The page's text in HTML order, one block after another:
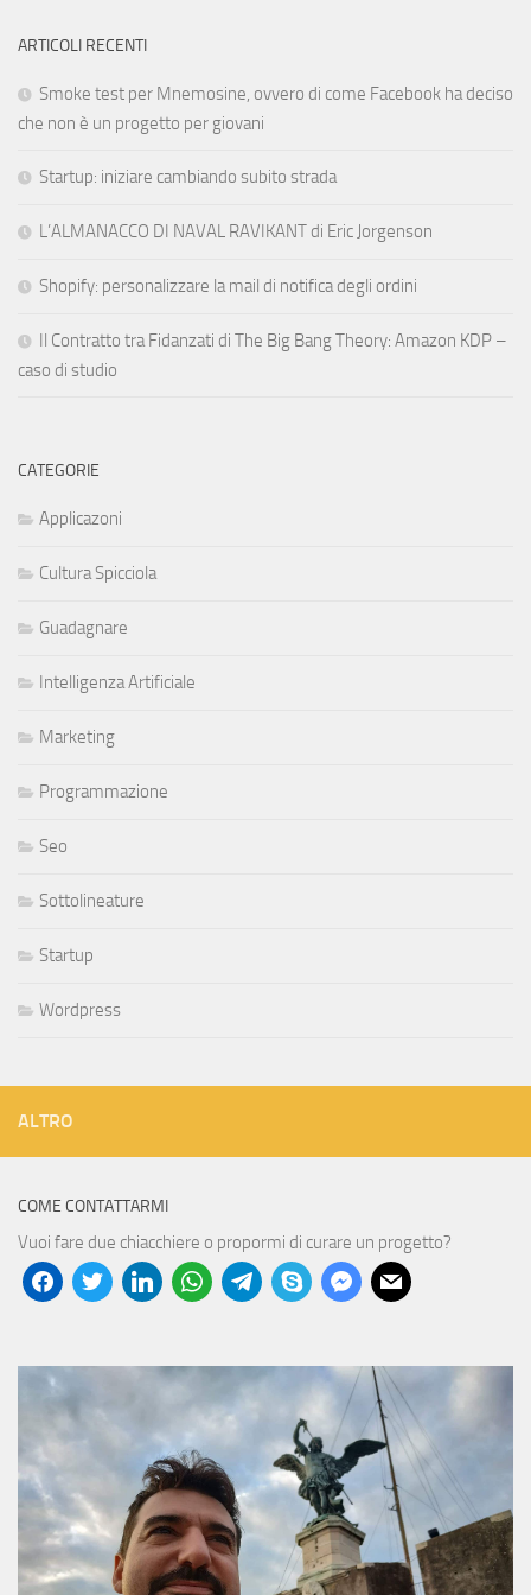
ARTICOLI RECENTI
Smoke test per Mnemosine, ovvero di come Facebook ha deciso
che non è un progetto per giovani
Startup: iniziare cambiando subito strada
L’ALMANACCO DI NAVAL RAVIKANT di Eric Jorgenson
Shopify: personalizzare la mail di notifica degli ordini
Il Contratto tra Fidanzati di The Big Bang Theory: Amazon KDP –
caso di studio
CATEGORIE
Applicazoni
Cultura Spicciola
Guadagnare
Intelligenza Artificiale
Marketing
Programmazione
Seo
Sottolineature
Startup
Wordpress
ALTRO
COME CONTATTARMI
Vuoi fare due chiacchiere o propormi di curare un progetto?
facebooktwitter linkedinwhatsapptelegramskype messenger
mail